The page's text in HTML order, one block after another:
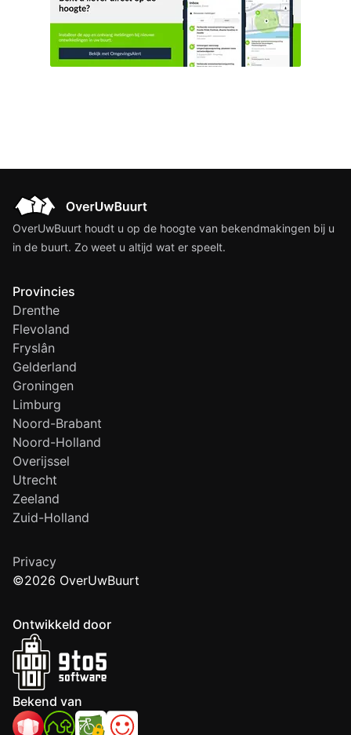
OverUwBuurt houdt u op de hoogte van bekendmakingen bij u
in de buurt. Zo weet u altijd wat er speelt.
Provincies
Drenthe
Flevoland
Fryslân
Gelderland
Groningen
Limburg
Noord-Brabant
Noord-Holland
Overijssel
Utrecht
Zeeland
Zuid-Holland
Privacy
©2026 OverUwBuurt
Ontwikkeld door
Bekend van